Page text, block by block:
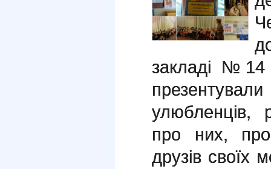
закладі №14
улюбленців,
про них,
друзів своїх